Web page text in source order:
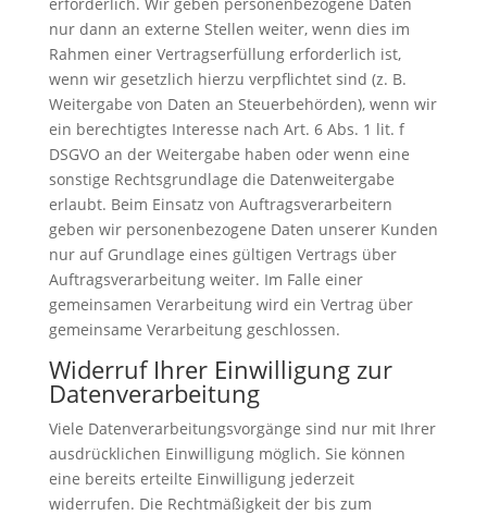
nur dann an externe Stellen weiter, wenn dies im
Rahmen einer Vertragserfüllung erforderlich ist,
wenn wir gesetzlich hierzu verpflichtet sind (z. B.
Weitergabe von Daten an Steuerbehörden), wenn wir
ein berechtigtes Interesse nach Art. 6 Abs. 1 lit. f
DSGVO an der Weitergabe haben oder wenn eine
sonstige Rechtsgrundlage die Datenweitergabe
erlaubt. Beim Einsatz von Auftragsverarbeitern
geben wir personenbezogene Daten unserer Kunden
nur auf Grundlage eines gültigen Vertrags über
Auftragsverarbeitung weiter. Im Falle einer
gemeinsamen Verarbeitung wird ein Vertrag über
gemeinsame Verarbeitung geschlossen.
Widerruf Ihrer Einwilligung zur
Datenverarbeitung
Viele Datenverarbeitungsvorgänge sind nur mit Ihrer
ausdrücklichen Einwilligung möglich. Sie können
eine bereits erteilte Einwilligung jederzeit
widerrufen. Die Rechtmäßigkeit der bis zum